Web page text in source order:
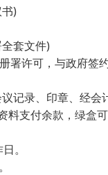
)
套文件)
署许可，与政府
记录、印章、经会
料支付余款，绿盒
。